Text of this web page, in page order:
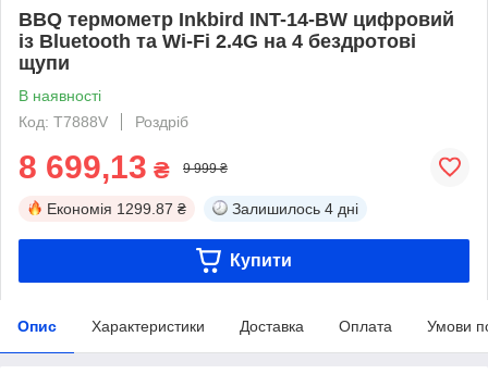
BBQ термометр Inkbird INT-14-BW цифровий
із Bluetooth та Wi-Fi 2.4G на 4 бездротові
щупи
В наявності
Код: T7888V
Роздріб
8 699,13 ₴ 9 999 ₴
Економія 1299.87 ₴ Залишилось 4 дні
Купити
Опис Характеристики Доставка Оплата Умови